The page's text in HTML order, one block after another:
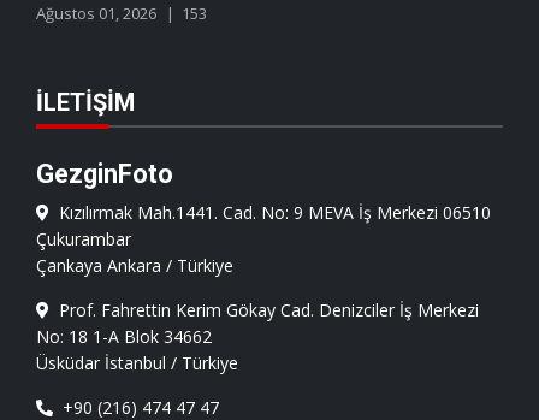
Ağustos 01, 2026 153
İLETIŞIM
GezginFoto
Kızılırmak Mah.1441. Cad. No: 9 MEVA İş Merkezi 06510
Çukurambar
Çankaya Ankara / Türkiye
Prof. Fahrettin Kerim Gökay Cad. Denizciler İş Merkezi
No: 18 1-A Blok 34662
Üsküdar İstanbul / Türkiye
+90 (216) 474 47 47